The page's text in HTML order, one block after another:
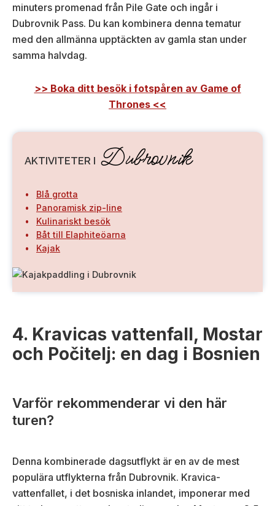
minuters promenad från Pile Gate och ingår i
Dubrovnik Pass. Du kan kombinera denna tematur
med den allmänna upptäckten av gamla stan under
samma halvdag.
>> Boka ditt besök i fotspåren av Game of
Thrones <<
AKTIVITETER I Dubrovnik
Blå grotta
Panoramisk zip-line
Kulinariskt besök
Båt till Elaphiteöarna
Kajak
4. Kravicas vattenfall, Mostar
och Počitelj: en dag i Bosnien
Varför rekommenderar vi den här
turen?
Denna kombinerade dagsutflykt är en av de mest
populära utflykterna från Dubrovnik. Kravica-
vattenfallet, i det bosniska inlandet, imponerar med